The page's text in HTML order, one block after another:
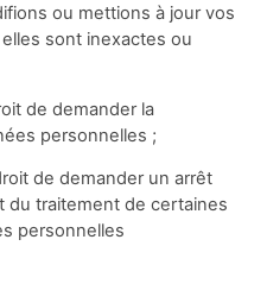
ou mettions à jour vos
sont inexactes ou
de demander la
personnelles ;
de demander un arrêt
du traitement de certaines
personnelles